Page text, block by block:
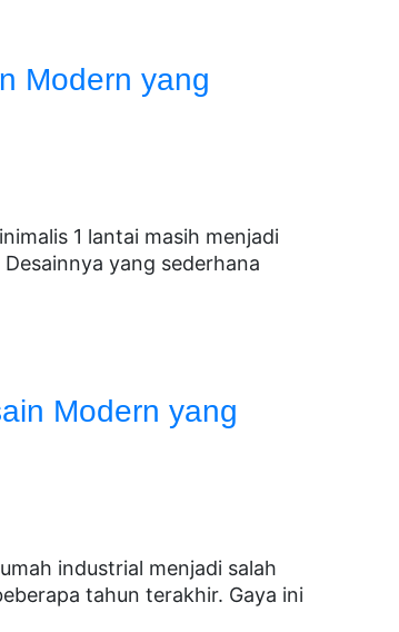
Modern yang
1 lantai masih menjadi
yang sederhana
Modern yang
industrial menjadi salah
tahun terakhir. Gaya ini